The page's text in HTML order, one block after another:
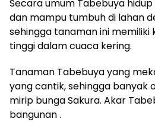
Secara umum Tabebuya
dan mampu tumbuh di lahan
sehingga tanaman ini
tinggi dalam cuaca kering.
Tanaman Tabebuya yang
yang cantik, sehingga banyak
mirip bunga Sakura. Akar
bangunan .